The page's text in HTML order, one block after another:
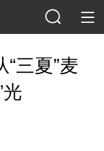
三夏”麦